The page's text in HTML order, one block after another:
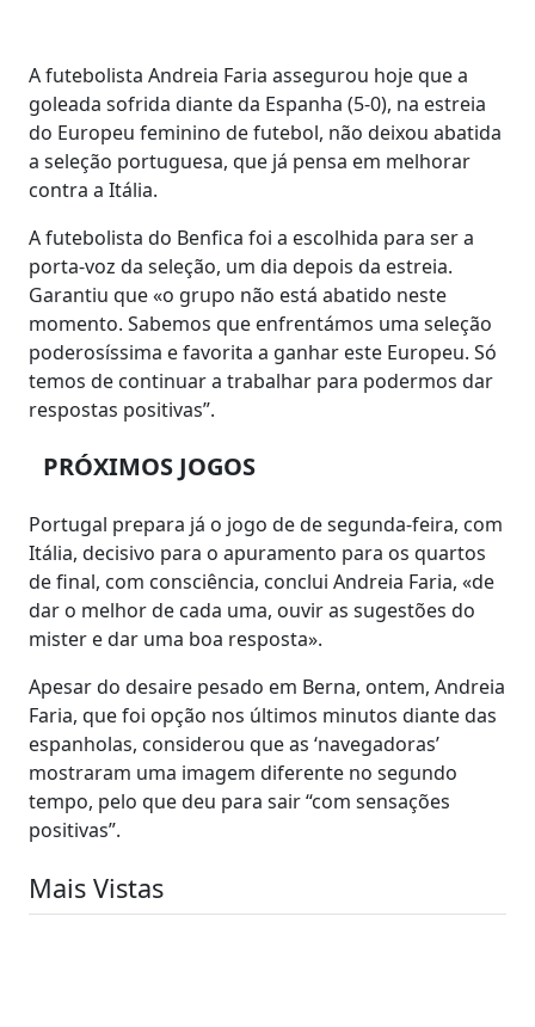
A futebolista Andreia Faria assegurou hoje que a
goleada sofrida diante da Espanha (5-0), na estreia
do Europeu feminino de futebol, não deixou abatida
a seleção portuguesa, que já pensa em melhorar
contra a Itália.
A futebolista do Benfica foi a escolhida para ser a
porta-voz da seleção, um dia depois da estreia.
Garantiu que «o grupo não está abatido neste
momento. Sabemos que enfrentámos uma seleção
poderosíssima e favorita a ganhar este Europeu. Só
temos de continuar a trabalhar para podermos dar
respostas positivas”.
PRÓXIMOS JOGOS
Portugal prepara já o jogo de de segunda-feira, com
Itália, decisivo para o apuramento para os quartos
de final, com consciência, conclui Andreia Faria, «de
dar o melhor de cada uma, ouvir as sugestões do
mister e dar uma boa resposta».
Apesar do desaire pesado em Berna, ontem, Andreia
Faria, que foi opção nos últimos minutos diante das
espanholas, considerou que as ‘navegadoras’
mostraram uma imagem diferente no segundo
tempo, pelo que deu para sair “com sensações
positivas”.
Mais Vistas